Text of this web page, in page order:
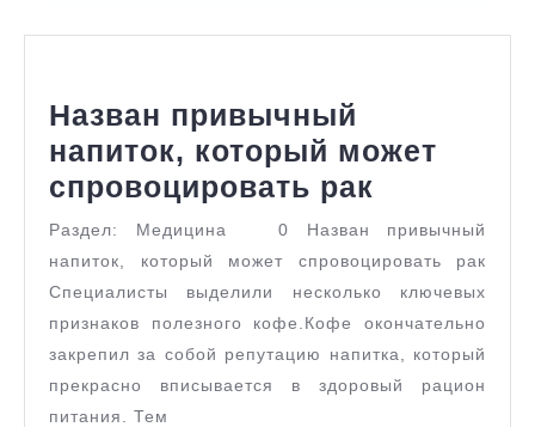
Назван привычный
напиток, который может
спровоцировать рак
напиток,
который
может
рак
Раздел: Медицина 0 Назван привычный
напиток, который может спровоцировать рак
Специалисты выделили несколько ключевых
признаков полезного кофе.Кофе окончательно
закрепил за собой репутацию напитка, который
прекрасно вписывается в здоровый рацион
питания. Тем